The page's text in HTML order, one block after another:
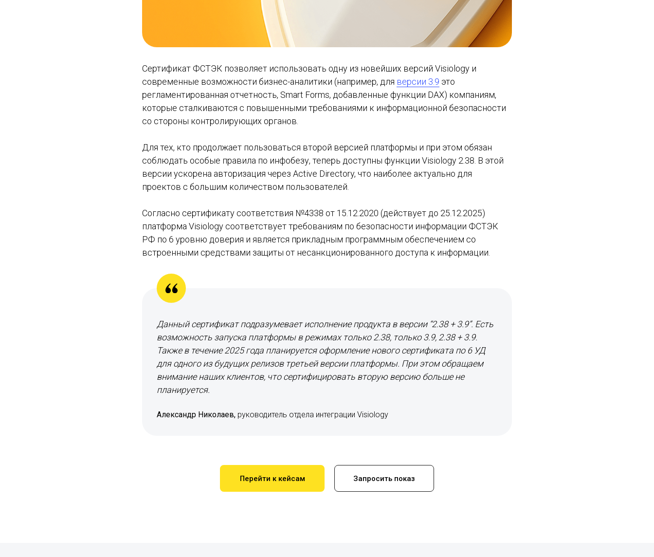
Сертификат ФСТЭК позволяет использовать одну из новейших версий Visiology и
современные возможности бизнес-аналитики (например, для версии 3.9 это
регламентированная отчетность, Smart Forms, добавленные функции DAX) компаниям,
которые сталкиваются с повышенными требованиями к информационной безопасности
со стороны контролирующих органов.
Для тех, кто продолжает пользоваться второй версией платформы и при этом обязан
соблюдать особые правила по инфобезу, теперь доступны функции Visiology 2.38. В этой
версии ускорена авторизация через Active Directory, что наиболее актуально для
проектов с большим количеством пользователей.
Согласно сертификату соответствия №4338 от 15.12.2020 (действует до 25.12.2025)
платформа Visiology соответствует требованиям по безопасности информации ФСТЭК
РФ по 6 уровню доверия и является прикладным программным обеспечением со
встроенными средствами защиты от несанкционированного доступа к информации.
Данный сертификат подразумевает исполнение продукта в версии “2.38 + 3.9”. Есть
возможность запуска платформы в режимах только 2.38, только 3.9, 2.38 + 3.9.
Также в течение 2025 года планируется оформление нового сертификата по 6 УД
для одного из будущих релизов третьей версии платформы. При этом обращаем
внимание наших клиентов, что сертифицировать вторую версию больше не
планируется.
Александр Николаев, руководитель отдела интеграции Visiology
Перейти к кейсам Запросить показ